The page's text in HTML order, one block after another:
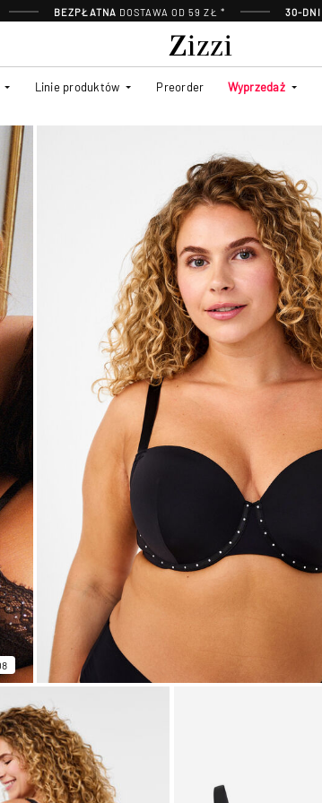
BEZPŁATNA DOSTAWA OD 59 ZŁ * 30-DNI
Linie produktów Preorder Wyprzedaż